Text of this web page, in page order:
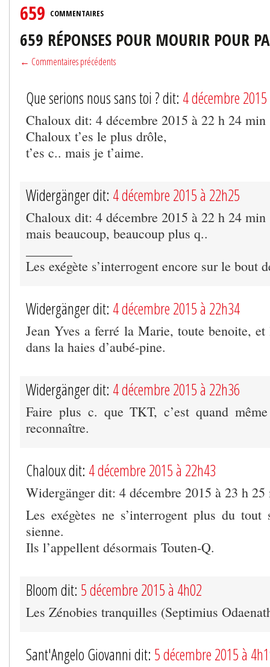
659 COMMENTAIRES
659 RÉPONSES POUR MOURIR POUR
← Commentaires précédents
Que serions nous sans toi ? dit: 4 décembre
Chaloux dit: 4 décembre 2015 à 22 h 24 min
Chaloux t’es le plus drôle,
t’es c.. mais je t’aime.
Widergänger dit: 4 décembre 2015 à 22h25
Chaloux dit: 4 décembre 2015 à 22 h 24 min
mais beaucoup, beaucoup plus q..
Les exégète s’interrogent encore sur le bout
Widergänger dit: 4 décembre 2015 à 22h34
Jean Yves a ferré la Marie, toute benoite,
dans la haies d’aubé-pine.
Widergänger dit: 4 décembre 2015 à 22h36
Faire plus c. que TKT, c’est quand
reconnaître.
Chaloux dit: 4 décembre 2015 à 22h43
Widergänger dit: 4 décembre 2015 à 23 h 25
Les exégètes ne s’interrogent plus du tout
sienne.
Ils l’appellent désormais Touten-Q.
Bloom dit: 5 décembre 2015 à 4h02
Les Zénobies tranquilles (Septimius
Sant'Angelo Giovanni dit: 5 décembre 2015 à